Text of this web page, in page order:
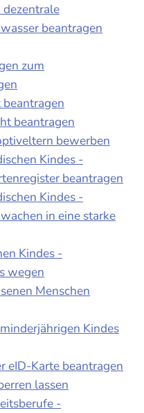
beantragen
zum
beantragen
bewerben
Kindes -
beantragen
Kindes -
in eine starke
Kindes -
wegen
Menschen
Kindes
eID-Karte beantragen
lassen
-